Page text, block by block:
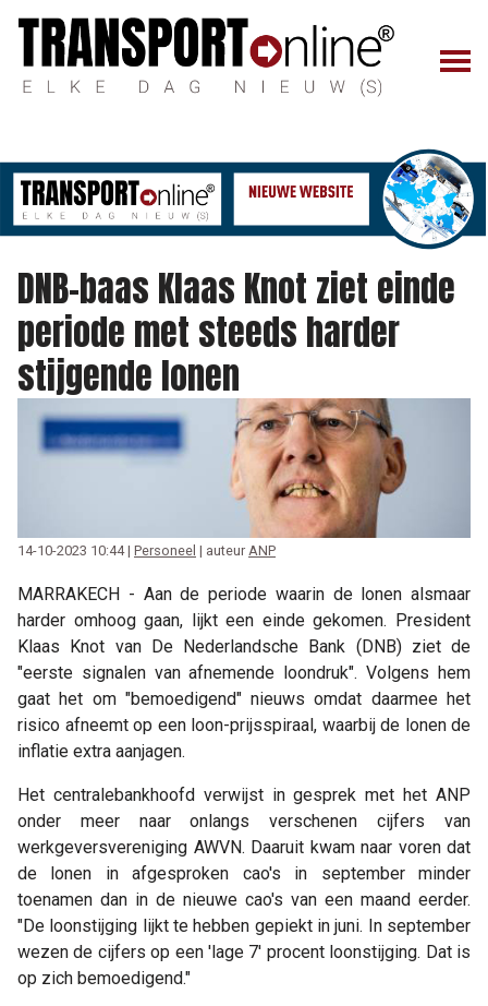
DNB-baas Klaas Knot ziet einde
periode met steeds harder
stijgende lonen
14-10-2023 10:44 | Personeel | auteur ANP
MARRAKECH - Aan de periode waarin de lonen alsmaar
harder omhoog gaan, lijkt een einde gekomen. President
Klaas Knot van De Nederlandsche Bank (DNB) ziet de
"eerste signalen van afnemende loondruk". Volgens hem
gaat het om "bemoedigend" nieuws omdat daarmee het
risico afneemt op een loon-prijsspiraal, waarbij de lonen de
inflatie extra aanjagen.
Het centralebankhoofd verwijst in gesprek met het ANP
onder meer naar onlangs verschenen cijfers van
werkgeversvereniging AWVN. Daaruit kwam naar voren dat
de lonen in afgesproken cao's in september minder
toenamen dan in de nieuwe cao's van een maand eerder.
"De loonstijging lijkt te hebben gepiekt in juni. In september
wezen de cijfers op een 'lage 7' procent loonstijging. Dat is
op zich bemoedigend."